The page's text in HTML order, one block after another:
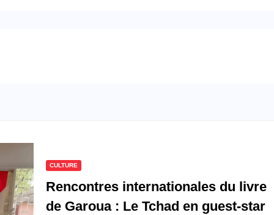
CULTURE
Rencontres internationales du livre
de Garoua : Le Tchad en guest-star